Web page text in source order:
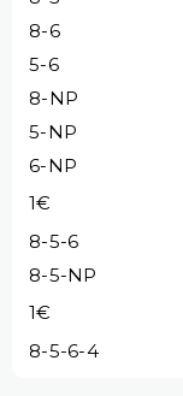
8-6
5-6
8-NP
5-NP
6-NP
1€
8-5-6
8-5-NP
1€
8-5-6-4